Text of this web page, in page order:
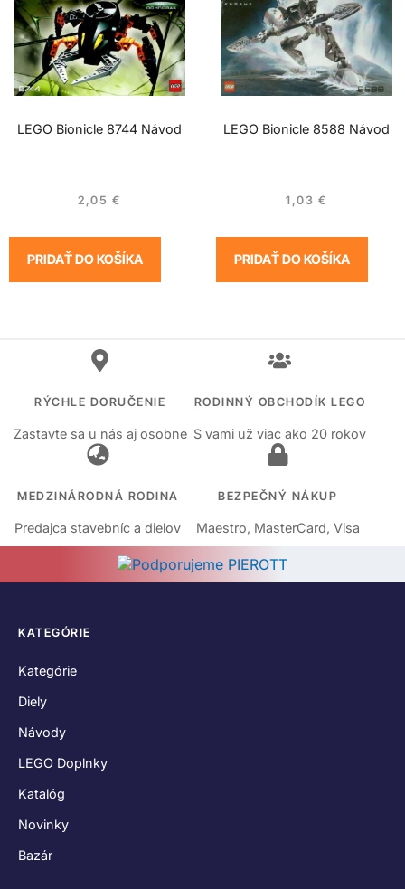
LEGO Bionicle 8744 Návod
2,05 €
PRIDAŤ DO KOŠÍKA
LEGO Bionicle 8588 Návod
1,03 €
PRIDAŤ DO KOŠÍKA
RÝCHLE DORUČENIE
Zastavte sa u nás aj osobne
RODINNÝ OBCHODÍK LEGO
S vami už viac ako 20 rokov
MEDZINÁRODNÁ RODINA
Predajca stavebníc a dielov
BEZPEČNÝ NÁKUP
Maestro, MasterCard, Visa
KATEGÓRIE
Kategórie
Diely
Návody
LEGO Doplnky
Katalóg
Novinky
Bazár